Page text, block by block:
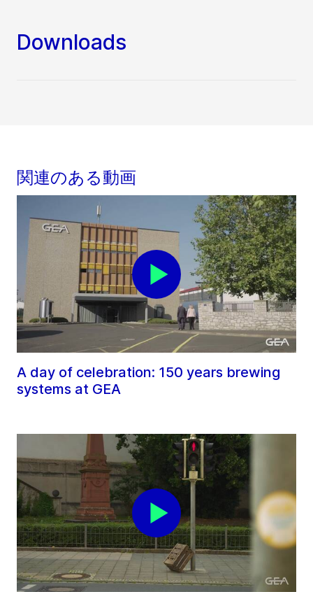
Downloads
関連のある動画
A day of celebration: 150 years brewing
systems at GEA